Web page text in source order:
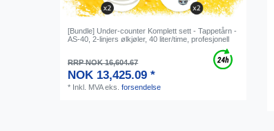
[Bundle] Under-counter Komplett sett - Tappetårn -
AS-40, 2-linjers ølkjøler, 40 liter/time, profesjonell
RRP NOK 16,604.67
NOK 13,425.09 *
* Inkl. MVAeks.forsendelse